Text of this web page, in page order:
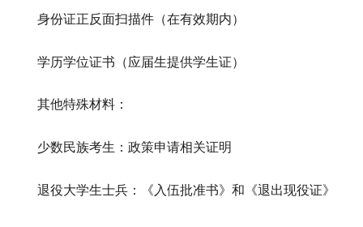
身份证正反面扫描件（在有效期内）
学历学位证书（应届生提供学生证）
其他特殊材料：
少数民族考生：政策申请相关证明
退役大学生士兵：《入伍批准书》和《退出现役证》